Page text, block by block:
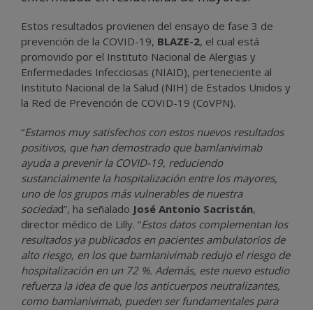
Estos resultados provienen del ensayo de fase 3 de
prevención de la COVID-19, BLAZE-2, el cual está
promovido por el Instituto Nacional de Alergias y
Enfermedades Infecciosas (NIAID), perteneciente al
Instituto Nacional de la Salud (NIH) de Estados Unidos y
la Red de Prevención de COVID-19 (CoVPN).
“Estamos muy satisfechos con estos nuevos resultados
positivos, que han demostrado que bamlanivimab
ayuda a prevenir la COVID-19, reduciendo
sustancialmente la hospitalización entre los mayores,
uno de los grupos más vulnerables de nuestra
sociedad”, ha señalado José Antonio Sacristán,
director médico de Lilly. “Estos datos complementan los
resultados ya publicados en pacientes ambulatorios de
alto riesgo, en los que bamlanivimab redujo el riesgo de
hospitalización en un 72 %. Además, este nuevo estudio
refuerza la idea de que los anticuerpos neutralizantes,
como bamlanivimab, pueden ser fundamentales para